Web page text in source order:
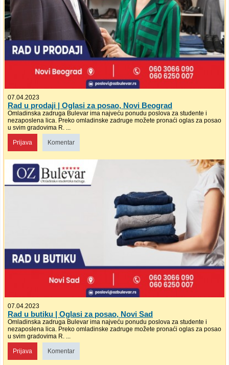
07.04.2023
Rad u prodaji | Oglasi za posao, Novi Beograd
Omladinska zadruga Bulevar ima najveću ponudu poslova za studente i
nezaposlena lica. Preko omladinske zadruge možete pronaći oglas za posao
u svim gradovima R. ...
Prijava Komentar
07.04.2023
Rad u butiku | Oglasi za posao, Novi Sad
Omladinska zadruga Bulevar ima najveću ponudu poslova za studente i
nezaposlena lica. Preko omladinske zadruge možete pronaći oglas za posao
u svim gradovima R. ...
Prijava Komentar